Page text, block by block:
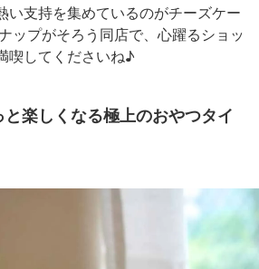
い支持を集めているのがチーズケー
ップがそろう同店で、心躍るショッ
喫してくださいね♪
楽しくなる極上のおやつタイ